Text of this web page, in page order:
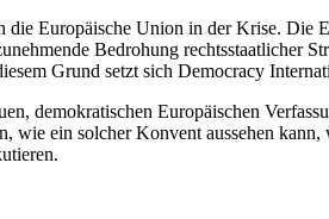
die Europäische Union in der Krise.
Bedrohung rechtsstaatlicher
Grund setzt sich Democracy
demokratischen Europäischen
wie ein solcher Konvent aussehen